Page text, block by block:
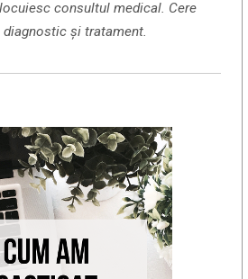
consultul medical. Cere
și tratament.